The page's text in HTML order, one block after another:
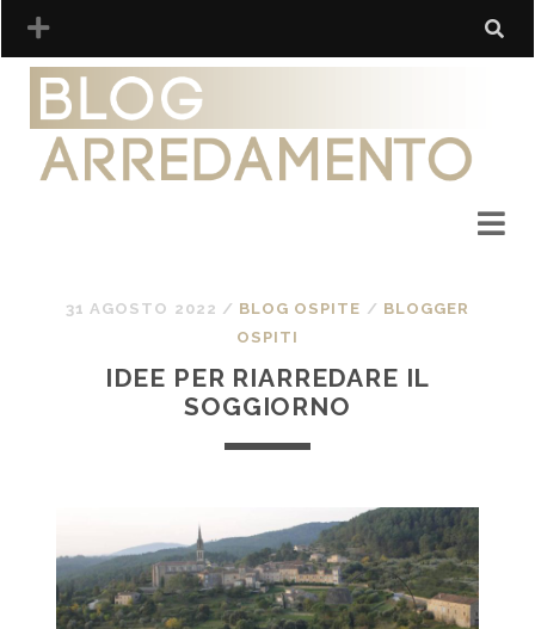
31 AGOSTO 2022 / BLOG OSPITE / BLOGGER
OSPITI
IDEE PER RIARREDARE IL
SOGGIORNO